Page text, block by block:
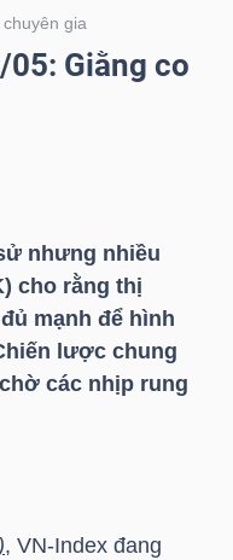
gia
Giằng co
nhưng nhiều
cho rằng thị
mạnh để hình
lược chung
các nhịp rung
, VN-Index đang